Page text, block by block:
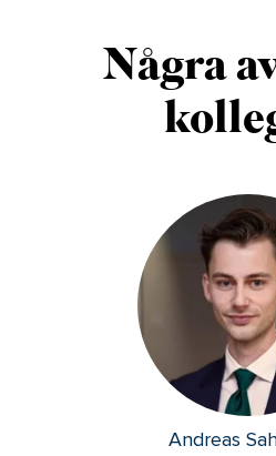
Några
Andreas